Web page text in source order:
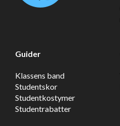
Guider
Klassens band
Studentskor
Studentkostymer
Studentrabatter